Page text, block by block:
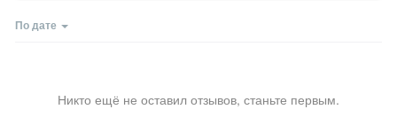
По дате
Никто ещё не оставил отзывов, станьте первым.